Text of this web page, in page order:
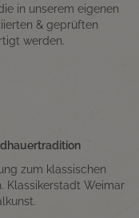
in unserem eigenen
& geprüften
werden.
zum klassischen
Klassikerstadt Weimar